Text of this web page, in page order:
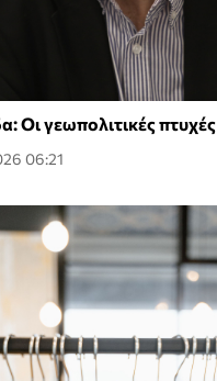
Οι γεωπολιτικές πτυχές
06:21